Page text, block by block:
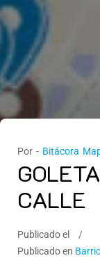
Por - Bitácora
CALLE
Publicado el
Publicado en